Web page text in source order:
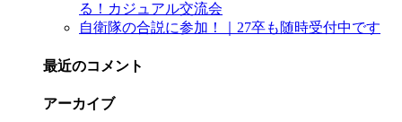
る！カジュアル交流会
自衛隊の合説に参加！｜27卒も随時受付中です
最近のコメント
アーカイブ